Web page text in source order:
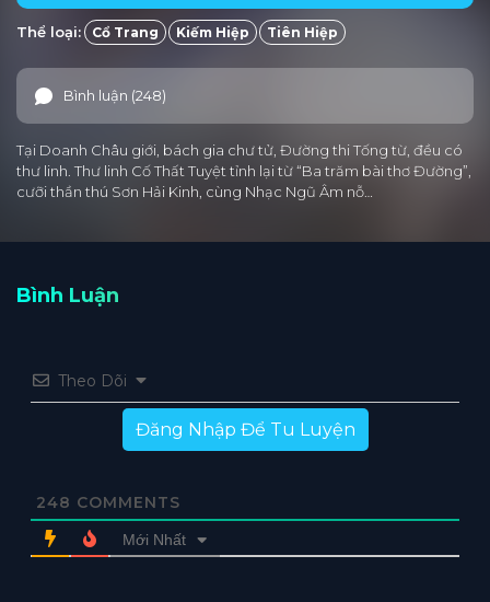
Tập 25 Tập 24 Tập 23 Tập 22
Tập 15 Tập 14 Tập 13 Tập 12 Tập 11
Tập 10 Tập 9 Tập 8 Tập 7 Tập 6
Thể loại: Cổ Trang Kiếm Hiệp Tiên Hiệp
Bình luận (248)
Tại Doanh Châu giới, bách gia chư tử, Đường thi Tống từ, đều có
thư linh. Thư linh Cố Thất Tuyệt tỉnh lại từ “Ba trăm bài thơ Đường”,
cưỡi thần thú Sơn Hải Kinh, cùng Nhạc Ngũ Âm nỗ…
Bình Luận
Theo Dõi
Đăng Nhập Để Tu Luyện
248 COMMENTS
Mới Nhất